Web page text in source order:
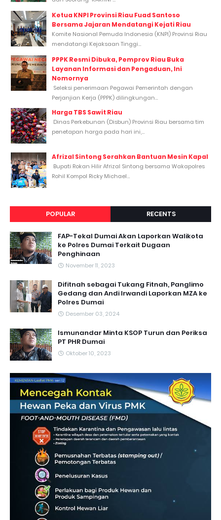
Ketua KNPI Provinsi Riau Fuad Santoso
Bersama Jajaran Mendatangi Kejati Riau
Komite Nasional Pemuda Indonesia (KNPI) Provinsi Riau
mendatangi Kejaksaan Tinggi...
PPPK Resmi Dibuka, Pemprov Riau Buka
Layanan Informasi dan Pengaduan, Ini
Nomornya
Seleksi penerimaan Pegawai Pemerintah dengan
Perjanjian Kerja (PPPK) dilingkungan...
Harga TBS Sawit Riau
Dinas Perkebunan (Disbun) Provinsi Riau bersama tim
penetapan harga pada hari ini,...
Afrizal Sintong Serahkan Bantuan Mesin Kapal
Bupati Rokan Hilir Afrizal Sintong bersama Wakapolres
Rohil Kompol Ricky Michael...
POPULAR RECENTS
FAP-Tekal Dumai Akan Laporkan Walikota
ke Polres Dumai Terkait Dugaan
Penghinaan
November 11, 2023
Difitnah sebagai Tukang Fitnah, Panglimo
Gedang dan Andi Irwandi Laporkan MZA ke
Polres Dumai
Desember 03, 2024
Ismunandar Minta KSOP Turun dan Periksa
PT PHR Dumai
Oktober 10, 2023